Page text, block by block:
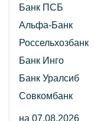
Банк ПСБ
Альфа-Банк
Россельхозбанк
Банк Инго
Банк Уралсиб
Совкомбанк
на 07.08.2026